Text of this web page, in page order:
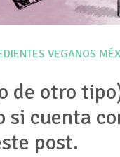
VEGANOS
de otro
si cuenta
post.